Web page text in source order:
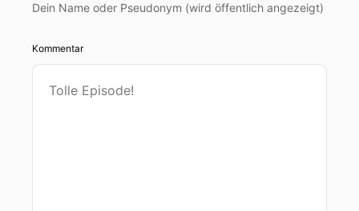
Dein Name oder Pseudonym (wird öffentlich angezeigt)
Kommentar